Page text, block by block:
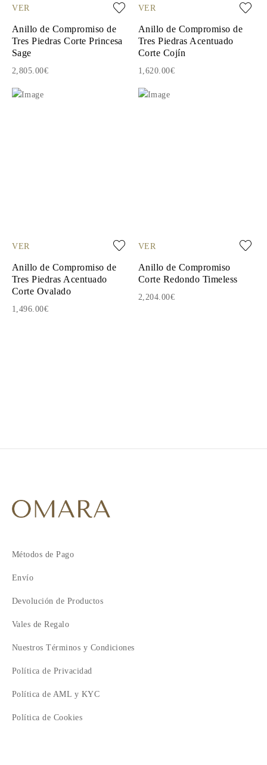
VER
Anillo de Compromiso de
Tres Piedras Corte Princesa
Sage
2,805.00€
VER
Anillo de Compromiso de
Tres Piedras Acentuado
Corte Cojín
1,620.00€
VER
Anillo de Compromiso de
Tres Piedras Acentuado
Corte Ovalado
1,496.00€
VER
Anillo de Compromiso
Corte Redondo Timeless
2,204.00€
7
11
14
16
19
Métodos de Pago
Envío
Devolución de Productos
Vales de Regalo
Nuestros Términos y Condiciones
Política de Privacidad
Política de AML y KYC
Política de Cookies